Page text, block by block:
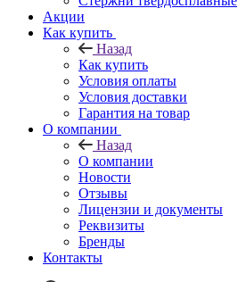
Акции
Как купить
Назад
Как купить
Условия оплаты
Условия доставки
Гарантия на товар
О компании
Назад
О компании
Новости
Отзывы
Лицензии и документы
Реквизиты
Бренды
Контакты